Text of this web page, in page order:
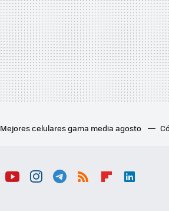
Mejores celulares gama media agosto